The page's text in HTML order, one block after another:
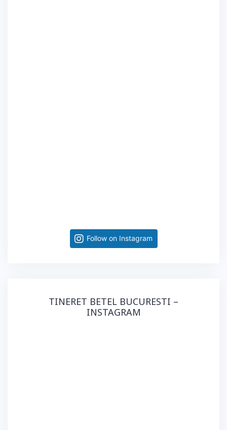
Follow on Instagram
TINERET BETEL BUCURESTI –
INSTAGRAM